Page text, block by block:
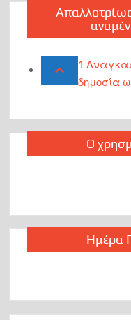
1
δημοσία
Ο
Ημέρα